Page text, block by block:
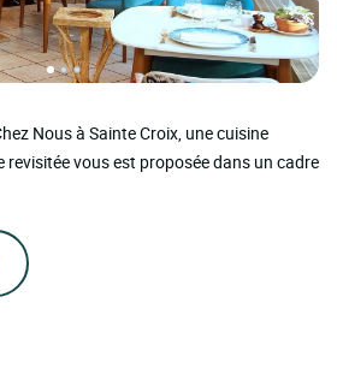
Nous à Sainte Croix, une cuisine
vous est proposée dans un cadre